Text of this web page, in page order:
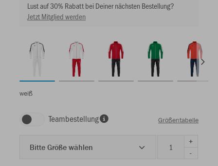
Lust auf 30% Rabatt bei Deiner nächsten Bestellung?
Jetzt Mitglied werden
weiß
Teambestellung Größentabelle
Bitte Größe wählen
+
-